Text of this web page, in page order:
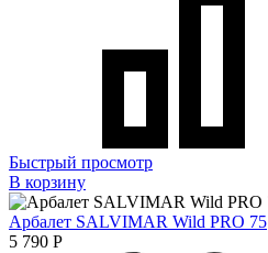
Быстрый просмотр
В корзину
Арбалет SALVIMAR Wild PRO 75
5 790 Р